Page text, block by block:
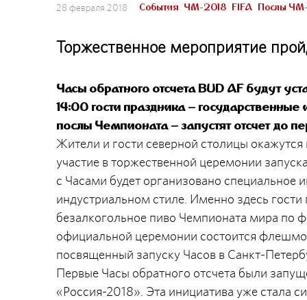
28 февраля 2018 События ЧМ-2018 FIFA Послы
Торжественное мероприятие
Часы обратного отсчета BUD AF будут
14:00 гости праздника –
послы Чемпионата – запустят отсчет до
Жители и гости северной столицы
участие в торжественной церемонии
с Часами будет организовано специальное
индустриальном стиле. Именно здесь
безалкогольное пиво Чемпионата мира по
официальной церемонии состоится
посвященный запуску Часов в Санкт-
Первые Часы обратного отсчета были
«Россия-2018». Эта инициатива уже